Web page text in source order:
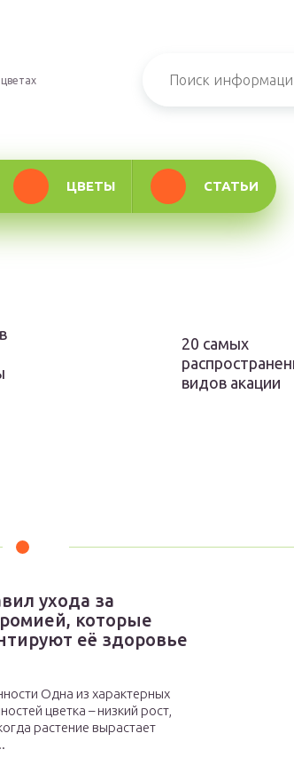
ЦВЕТЫ СТАТЬИ
20 самых
видов акации
ухода за
которые
её здоровье
Одна из характерных
цветка – низкий рост,
растение вырастает